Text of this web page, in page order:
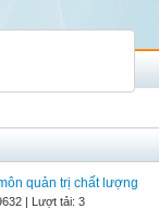
quản trị chất lượng
| Lượt tải: 3